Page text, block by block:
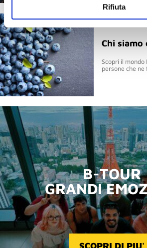
Rifiuta
Chi siamo
Scopri il mondo
persone che ne
B-TOUR
GRANDI
SCOPRI DI PIU'